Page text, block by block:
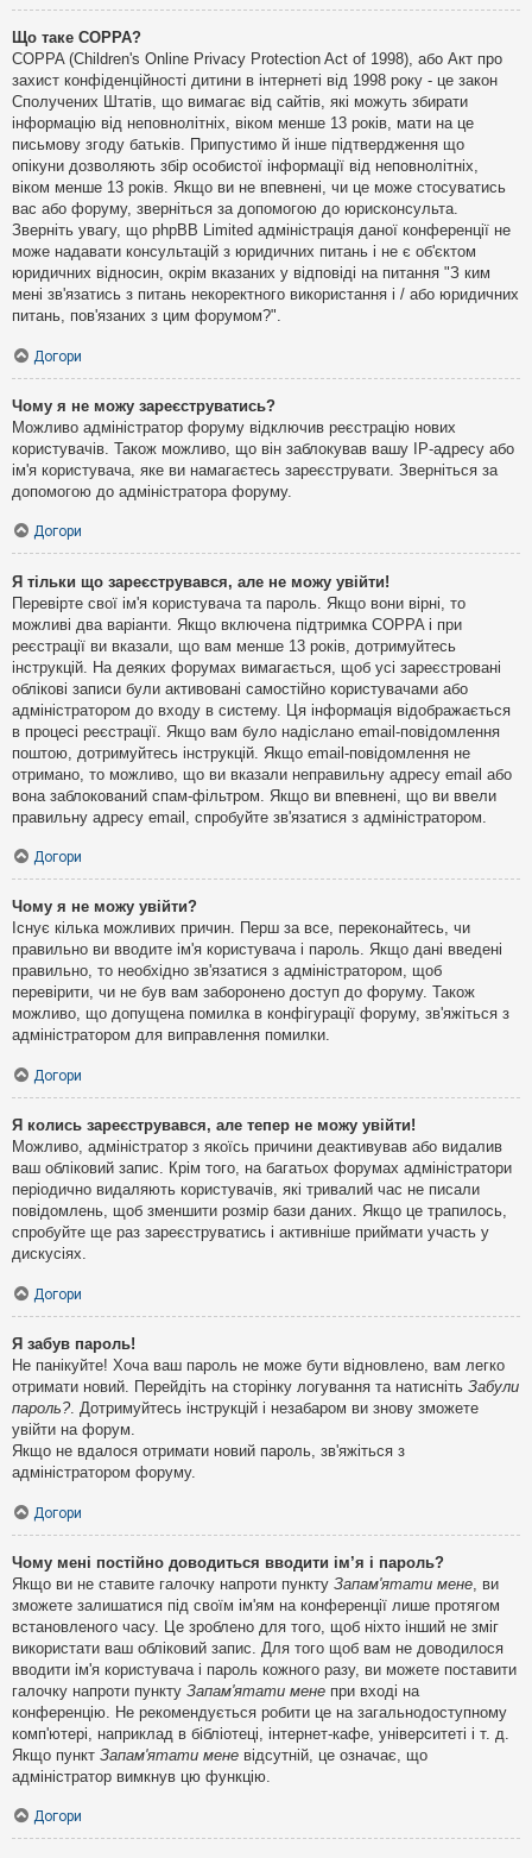
Що таке COPPA?
COPPA (Children's Online Privacy Protection Act of 1998), або Акт про
захист конфіденційності дитини в інтернеті від 1998 року - це закон
Сполучених Штатів, що вимагає від сайтів, які можуть збирати
інформацію від неповнолітніх, віком менше 13 років, мати на це
письмову згоду батьків. Припустимо й інше підтвердження що
опікуни дозволяють збір особистої інформації від неповнолітніх,
віком менше 13 років. Якщо ви не впевнені, чи це може стосуватись
вас або форуму, зверніться за допомогою до юрисконсульта.
Зверніть увагу, що phpBB Limited адміністрація даної конференції не
може надавати консультацій з юридичних питань і не є об'єктом
юридичних відносин, окрім вказаних у відповіді на питання "З ким
мені зв'язатись з питань некоректного використання і / або юридичних
питань, пов'язаних з цим форумом?".
Догори
Чому я не можу зареєструватись?
Можливо адміністратор форуму відключив реєстрацію нових
користувачів. Також можливо, що він заблокував вашу IP-адресу або
ім'я користувача, яке ви намагаєтесь зареєструвати. Зверніться за
допомогою до адміністратора форуму.
Догори
Я тільки що зареєструвався, але не можу увійти!
Перевірте свої ім'я користувача та пароль. Якщо вони вірні, то
можливі два варіанти. Якщо включена підтримка COPPA і при
реєстрації ви вказали, що вам менше 13 років, дотримуйтесь
інструкцій. На деяких форумах вимагається, щоб усі зареєстровані
облікові записи були активовані самостійно користувачами або
адміністратором до входу в систему. Ця інформація відображається
в процесі реєстрації. Якщо вам було надіслано email-повідомлення
поштою, дотримуйтесь інструкцій. Якщо email-повідомлення не
отримано, то можливо, що ви вказали неправильну адресу email або
вона заблокований спам-фільтром. Якщо ви впевнені, що ви ввели
правильну адресу email, спробуйте зв'язатися з адміністратором.
Догори
Чому я не можу увійти?
Існує кілька можливих причин. Перш за все, переконайтесь, чи
правильно ви вводите ім'я користувача і пароль. Якщо дані введені
правильно, то необхідно зв'язатися з адміністратором, щоб
перевірити, чи не був вам заборонено доступ до форуму. Також
можливо, що допущена помилка в конфігурації форуму, зв'яжіться з
адміністратором для виправлення помилки.
Догори
Я колись зареєструвався, але тепер не можу увійти!
Можливо, адміністратор з якоїсь причини деактивував або видалив
ваш обліковий запис. Крім того, на багатьох форумах адміністратори
періодично видаляють користувачів, які тривалий час не писали
повідомлень, щоб зменшити розмір бази даних. Якщо це трапилось,
спробуйте ще раз зареєструватись і активніше приймати участь у
дискусіях.
Догори
Я забув пароль!
Не панікуйте! Хоча ваш пароль не може бути відновлено, вам легко
отримати новий. Перейдіть на сторінку логування та натисніть Забули
пароль?. Дотримуйтесь інструкцій і незабаром ви знову зможете
увійти на форум.
Якщо не вдалося отримати новий пароль, зв'яжіться з
адміністратором форуму.
Догори
Чому мені постійно доводиться вводити ім’я і пароль?
Якщо ви не ставите галочку напроти пункту Запам'ятати мене , ви
зможете залишатися під своїм ім'ям на конференції лише протягом
встановленого часу. Це зроблено для того, щоб ніхто інший не зміг
використати ваш обліковий запис. Для того щоб вам не доводилося
вводити ім'я користувача і пароль кожного разу, ви можете поставити
галочку напроти пункту Запам'ятати мене при вході на
конференцію. Не рекомендується робити це на загальнодоступному
комп'ютері, наприклад в бібліотеці, інтернет-кафе, університеті і т. д.
Якщо пункт Запам'ятати мене відсутній, це означає, що
адміністратор вимкнув цю функцію.
Догори